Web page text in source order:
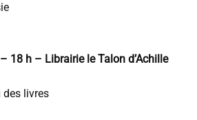
18 h – Librairie le Talon d’Achille
des livres